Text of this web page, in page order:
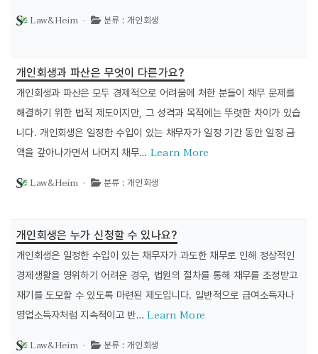
Law&Heim · 분류 : 개인회생
개인회생과 파산은 무엇이 다른가요?
개인회생과 파산은 모두 경제적으로 어려움에 처한 분들이 채무 문제를
해결하기 위한 법적 제도이지만, 그 성격과 목적에는 뚜렷한 차이가 있습
니다. 개인회생은 일정한 수입이 있는 채무자가 일정 기간 동안 일정 금
액을 갚아나가면서 나머지 채무… Learn More
Law&Heim · 분류 : 개인회생
개인회생은 누가 신청할 수 있나요?
개인회생은 일정한 수입이 있는 채무자가 과도한 채무로 인해 정상적인
경제생활을 영위하기 어려운 경우, 법원의 절차를 통해 채무를 조정받고
재기를 도모할 수 있도록 마련된 제도입니다. 일반적으로 급여소득자나
영업소득자처럼 지속적이고 반…Learn More
Law&Heim · 분류 : 개인회생